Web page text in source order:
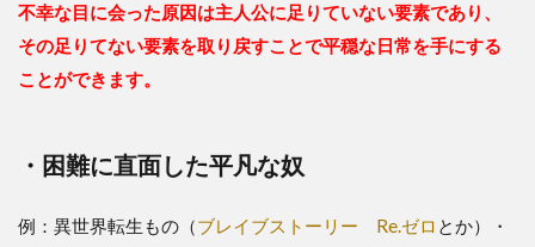
不幸な目に会った原因は主人公に足りていない要素であり、
その足りてない要素を取り戻すことで平穏な日常を手にする
ことができます。
・困難に直面した平凡な奴
例：異世界転生もの（ブレイブストーリー Re.ゼロ とか）・